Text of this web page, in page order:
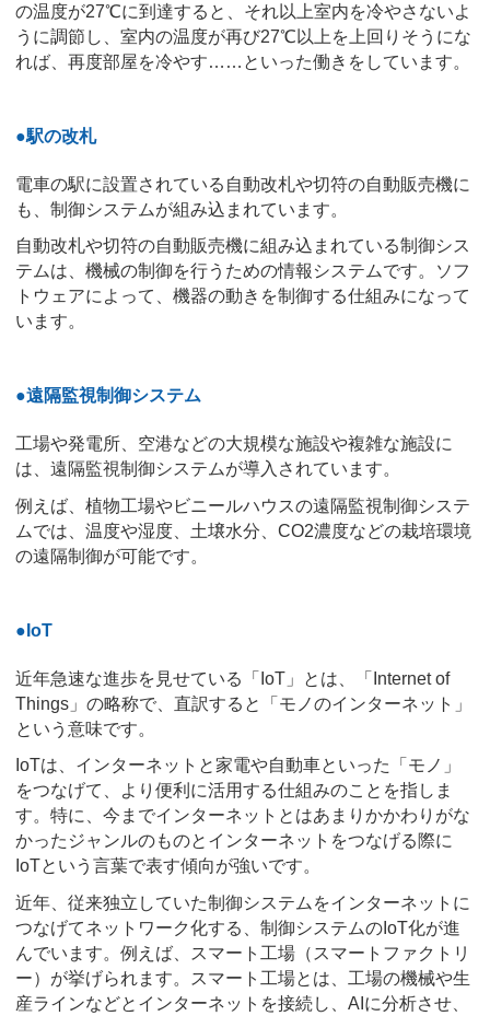
の温度が27℃に到達すると、それ以上室内を冷やさないよ
うに調節し、室内の温度が再び27℃以上を上回りそうにな
れば、再度部屋を冷やす……といった働きをしています。
●駅の改札
電車の駅に設置されている自動改札や切符の自動販売機に
も、制御システムが組み込まれています。
自動改札や切符の自動販売機に組み込まれている制御シス
テムは、機械の制御を行うための情報システムです。ソフ
トウェアによって、機器の動きを制御する仕組みになって
います。
●遠隔監視制御システム
工場や発電所、空港などの大規模な施設や複雑な施設に
は、遠隔監視制御システムが導入されています。
例えば、植物工場やビニールハウスの遠隔監視制御システ
ムでは、温度や湿度、土壌水分、CO2濃度などの栽培環境
の遠隔制御が可能です。
●IoT
近年急速な進歩を見せている「IoT」とは、「Internet of
Things」の略称で、直訳すると「モノのインターネット」
という意味です。
IoTは、インターネットと家電や自動車といった「モノ」
をつなげて、より便利に活用する仕組みのことを指しま
す。特に、今までインターネットとはあまりかかわりがな
かったジャンルのものとインターネットをつなげる際に
IoTという言葉で表す傾向が強いです。
近年、従来独立していた制御システムをインターネットに
つなげてネットワーク化する、制御システムのIoT化が進
んでいます。例えば、スマート工場（スマートファクトリ
ー）が挙げられます。スマート工場とは、工場の機械や生
産ラインなどとインターネットを接続し、AIに分析させ、